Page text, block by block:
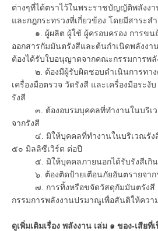
ต่างๆที่ได้ตราไว้ในพระราชบัญญัติพลังง
และกฎกระทรวงที่เกี่ยวข้อง โดยมีสาระส
๑. ผู้ผลิต ผู้ใช้ ผู้ครอบครอง การขนย้
ออกสารกัมมันตรังสีและต้นกำเนิดพลังงา
ต้องได้รับใบอนุญาตจากคณะกรรมการพ
๒. ต้องมีผู้รับผิดชอบดำเนินการทางด้
เครื่องมือตรวจ วัดรังสี และเครื่องมือระงั
รังสี
๓. ต้องอบรมบุคคลที่ทำงานในบริเวณ
จากรังสี
๔. มิให้บุคคลที่ทำงานในบริเวณรังสีไ
๕๐ มิลลิซีเวิร์ต ต่อปี
๕. มิให้บุคคลภายนอกได้รับรังสีเกิน
๖. ต้องติดป้ายเตือนภัยอันตรายจากรั
๗. การทิ้งหรือขจัดวัสดุกัมมันตรังสี
กรรมการพลังงานปรมาณูเพื่อสันติให้ควา
ดูเพิ่มเติมเรื่อง พลังงาน เล่ม ๑ ของ-เสีย